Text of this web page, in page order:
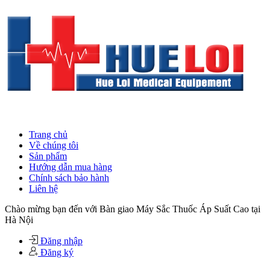
Trang chủ
Về chúng tôi
Sản phẩm
Hướng dẫn mua hàng
Chính sách bảo hành
Liên hệ
Chào mừng bạn đến với Bàn giao Máy Sắc Thuốc Áp Suất Cao tại
Hà Nội
Đăng nhập
Đăng ký